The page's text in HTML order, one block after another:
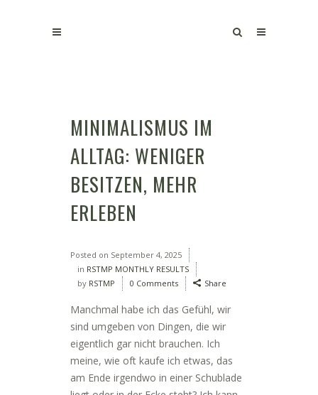
MINIMALISMUS IM
ALLTAG: WENIGER
BESITZEN, MEHR
ERLEBEN
Posted on September 4, 2025
in RSTMP MONTHLY RESULTS
by RSTMP 0 Comments Share
Manchmal habe ich das Gefühl, wir
sind umgeben von Dingen, die wir
eigentlich gar nicht brauchen. Ich
meine, wie oft kaufe ich etwas, das
am Ende irgendwo in einer Schublade